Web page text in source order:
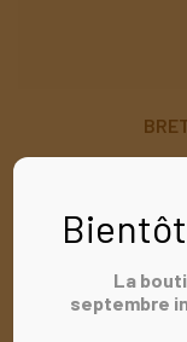
Un délicieux
La
septembre